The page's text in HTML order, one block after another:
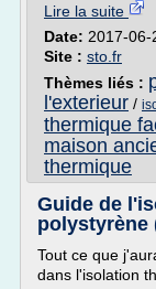
Lire la suite
Date: 2017-06-
Site : sto.fr
Thèmes liés :
l'exterieur /
thermique
maison
thermique
Guide de
polystyrène
Tout ce que
dans l'isolation